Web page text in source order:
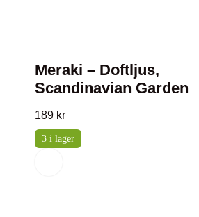
Meraki – Doftljus,
Scandinavian Garden
189 kr
3 i lager